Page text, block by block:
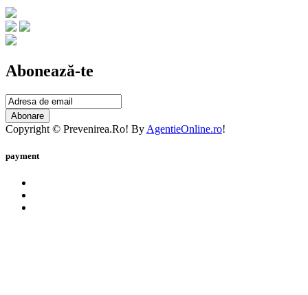
Abonează-te
Abonare
Copyright © Prevenirea.Ro! By AgentieOnline.ro!
payment